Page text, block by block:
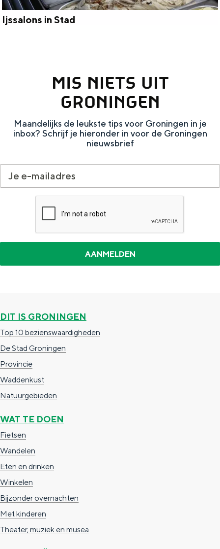
rIjssalons in Stad
n
MIS NIETS UIT
GRONINGEN
Maandelijks de leukste tips voor Groningen in je
inbox? Schrijf je hieronder in voor de Groningen
nieuwsbrief
DIT IS GRONINGEN
Top 10 bezienswaardigheden
De Stad Groningen
Provincie
Waddenkust
Natuurgebieden
WAT TE DOEN
Fietsen
Wandelen
Eten en drinken
Winkelen
Bijzonder overnachten
Met kinderen
Theater, muziek en musea